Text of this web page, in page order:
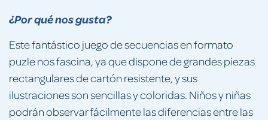
¿Por qué nos gusta?
Este fantástico juego de secuencias en formato
puzle nos fascina, ya que dispone de grandes piezas
rectangulares de cartón resistente, y sus
ilustraciones son sencillas y coloridas. Niños y niñas
podrán observar fácilmente las diferencias entre las